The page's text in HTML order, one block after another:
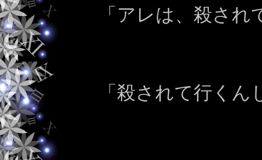
「アレは、殺さ
「殺されて行く